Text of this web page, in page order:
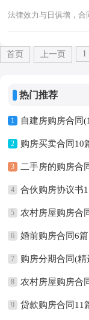
法律效力与日俱增，合
在为写合同犯愁了吧，
首页 上一页 1
热门推荐
1 自建房购房合同
2 购房买卖合同10
3 二手房的购房合
4 合伙购房协议书
5 农村房屋购房合
6 婚前购房合同6篇
7 购房分期合同(精
8 农村房屋购房合
9 贷款购房合同11